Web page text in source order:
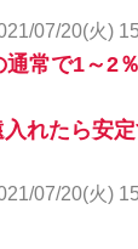
07/20(火)
常で1～2
れたら安
07/20(火)